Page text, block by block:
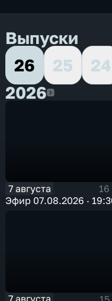
Выпуски
26
25 24
20262026
7 августа
Эфир 07.08.2026 ·